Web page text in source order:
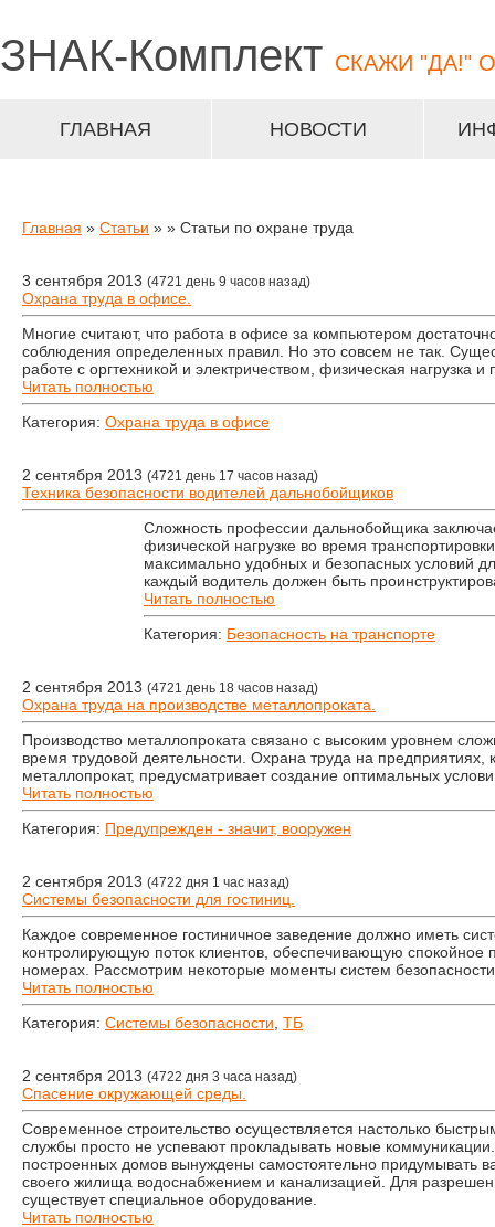
ЗНАК-Комплект СКАЖИ "ДА!"
ГЛАВНАЯ НОВОСТИ
Главная » Статьи » » Статьи по охране труда
3 сентября 2013 (4721 день 9 часов назад)
Охрана труда в офисе.
Многие считают, что работа в офисе за компьютером
соблюдения определенных правил. Но это совсем не так.
работе с оргтехникой и электричеством, физическая нагрузка и
Читать полностью
Категория: Охрана труда в офисе
2 сентября 2013 (4721 день 17 часов назад)
Техника безопасности водителей дальнобойщиков
Сложность профессии дальнобойщика
физической нагрузке во время
максимально удобных и безопасных условий
каждый водитель должен быть
Читать полностью
Категория: Безопасность на транспорте
2 сентября 2013 (4721 день 18 часов назад)
Охрана труда на производстве металлопроката.
Производство металлопроката связано с высоким уровнем
время трудовой деятельности. Охрана труда на предприятиях,
металлопрокат, предусматривает создание оптимальных
Читать полностью
Категория: Предупрежден - значит, вооружен
2 сентября 2013 (4722 дня 1 час назад)
Системы безопасности для гостиниц.
Каждое современное гостиничное заведение должно иметь
контролирующую поток клиентов, обеспечивающую спокойное
номерах. Рассмотрим некоторые моменты систем
Читать полностью
Категория: Системы безопасности ТБ
2 сентября 2013 (4722 дня 3 часа назад)
Спасение окружающей среды.
Современное строительство осуществляется настолько
службы просто не успевают прокладывать новые коммуникации.
построенных домов вынуждены самостоятельно придумывать
своего жилища водоснабжением и канализацией. Для
существует специальное оборудование.
Читать полностью